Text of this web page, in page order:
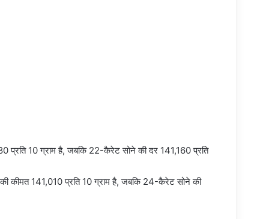
प्रति 10 ग्राम है, जबकि 22-कैरेट सोने की दर 141,160 प्रति
कीमत 141,010 प्रति 10 ग्राम है, जबकि 24-कैरेट सोने की